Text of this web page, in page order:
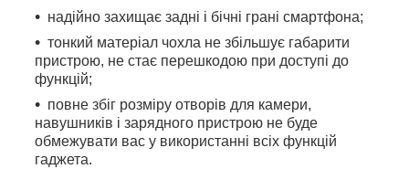
надійно захищає задні і бічні грані смартфона;
тонкий матеріал чохла не збільшує габарити
пристрою, не стає перешкодою при доступі до
функцій;
повне збіг розміру отворів для камери,
навушників і зарядного пристрою не буде
обмежувати вас у використанні всіх функцій
гаджета.